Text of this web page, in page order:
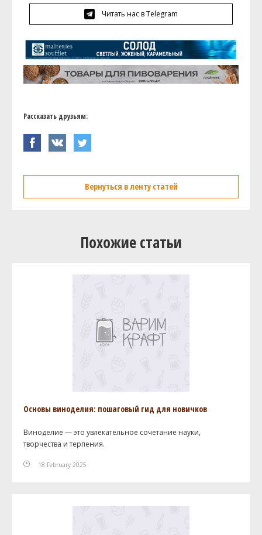
Читать нас в Telegram
Рассказать друзьям:
Вернуться в ленту статей
Похожие статьи
Основы виноделия: пошаговый гид для новичков
Виноделие — это увлекательное сочетание науки,
творчества и терпения.
18 February 2025